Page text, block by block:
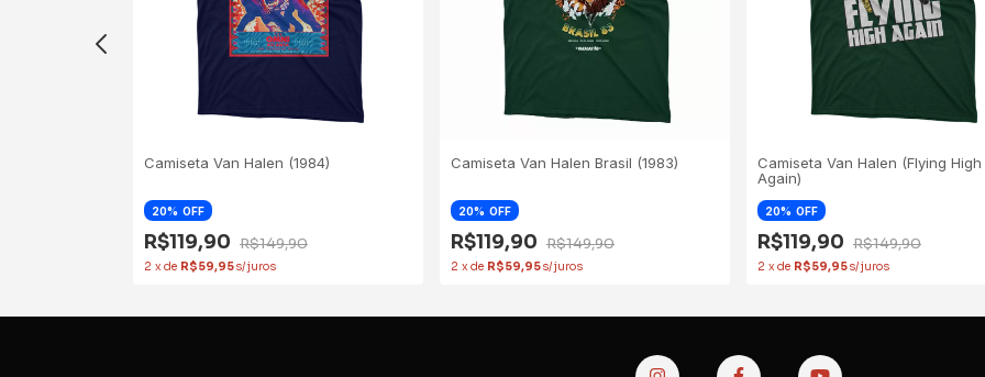
Camiseta Van Halen (1984)
20 OFF
R$119,90 R$149,90
2 x de R$59,95
Camiseta Van Halen Brasil (1983)
20 OFF
R$119,90 R$149,90
2 x de R$59,95
Camiseta Van Halen (Flying High
Again)
20 OFF
R$119,90 R$149,90
2 x de R$59,95